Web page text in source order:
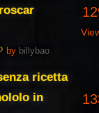
by billybao
ricetta
in